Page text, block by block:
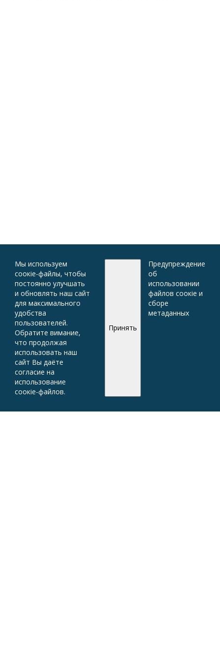
Мы используем
соокіе-файлы, чтобы
постоянно улучшать
и обновлять наш сайт
для максимального
удобства
пользователей.
Обратите вимание,
что продолжая
использовать наш
сайт Вы даёте
согласие на
использование
соокіе-файлов.
Принять
Предупреждение
об
использовании
файлов соокіе и
сборе
метаданных